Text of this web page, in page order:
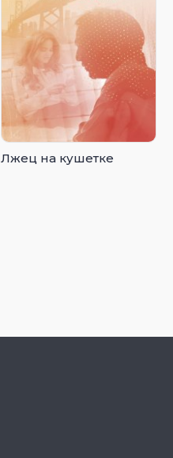
Лжец на кушетке